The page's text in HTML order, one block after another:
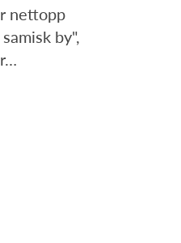
nettopp
by",